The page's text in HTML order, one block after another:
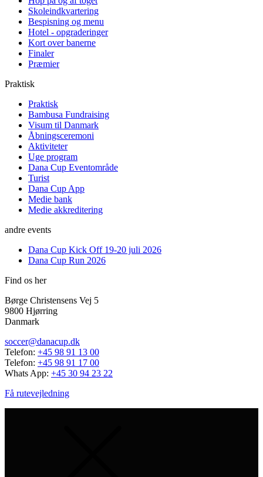
Skoleindkvartering
Bespisning og menu
Hotel - opgraderinger
Kort over banerne
Finaler
Præmier
Praktisk
Praktisk
Bambusa Fundraising
Visum til Danmark
Åbningsceremoni
Aktiviteter
Uge program
Dana Cup Eventområde
Turist
Dana Cup App
Medie bank
Medie akkreditering
andre events
Dana Cup Kick Off 19-20 juli 2026
Dana Cup Run 2026
Find os her
Børge Christensens Vej 5
9800 Hjørring
Danmark
soccer@danacup.dk
Telefon: +45 98 91 13 00
Telefon: +45 98 91 17 00
Whats App: +45 30 94 23 22
Få rutevejledning